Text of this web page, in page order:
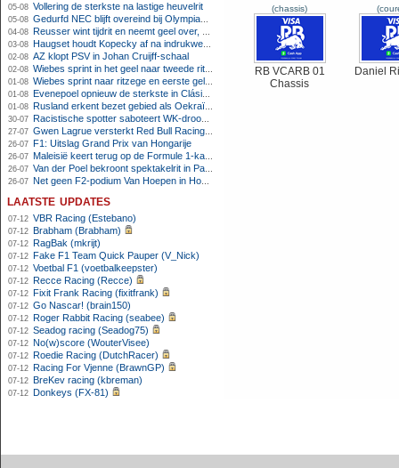
05-08 Vollering de sterkste na lastige heuvelrit
05-08 Gedurfd NEC blijft overeind bij Olympiakos
04-08 Reusser wint tijdrit en neemt geel over, Nooijen knap tweede
03-08 Haugset houdt Kopecky af na indrukwekkende solo van 86 kilometer
02-08 AZ klopt PSV in Johan Cruijff-schaal
02-08 Wiebes sprint in het geel naar tweede ritzege
01-08 Wiebes sprint naar ritzege en eerste gele trui in Tour Femmes
01-08 Evenepoel opnieuw de sterkste in Clásica San Sebastián
01-08 Rusland erkent bezet gebied als Oekraïens voor opheffing IOC-schorsing
30-07 Racistische spotter saboteert WK-droom van powerliftster
27-07 Gwen Lagrue versterkt Red Bull Racing vanaf 2027
26-07 F1: Uitslag Grand Prix van Hongarije
26-07 Maleisië keert terug op de Formule 1-kalender in 2026
26-07 Van der Poel bekroont spektakelrit in Parijs met nipte zege; eindzege Pogacar
26-07 Net geen F2-podium Van Hoepen in Hongarije, Leon maakt indruk
laatste updates
07-12 VBR Racing (Estebano)
07-12 Brabham (Brabham)
07-12 RagBak (mkrijt)
07-12 Fake F1 Team Quick Pauper (V_Nick)
07-12 Voetbal F1 (voetbalkeepster)
07-12 Recce Racing (Recce)
07-12 Fixit Frank Racing (fixitfrank)
07-12 Go Nascar! (brain150)
07-12 Roger Rabbit Racing (seabee)
07-12 Seadog racing (Seadog75)
07-12 No(w)score (WouterVisee)
07-12 Roedie Racing (DutchRacer)
07-12 Racing For Vjenne (BrawnGP)
07-12 BreKev racing (kbreman)
07-12 Donkeys (FX-81)
(chassis)
RB VCARB 01
Chassis
Daniel